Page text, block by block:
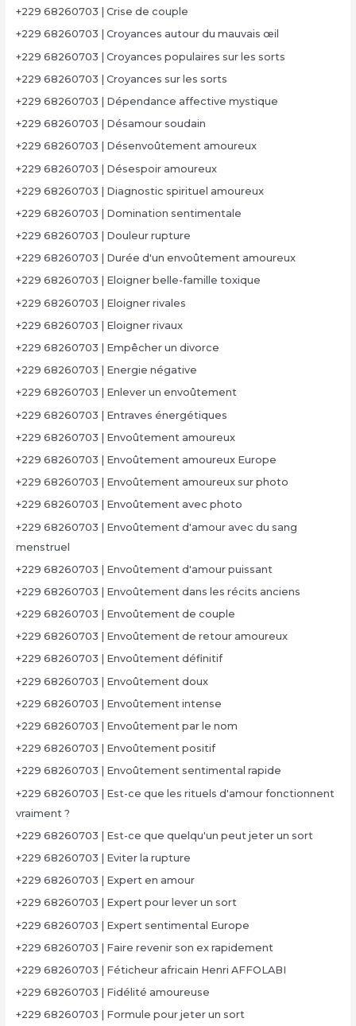
+229 68260703 | Crise de couple
+229 68260703 | Croyances autour du mauvais œil
+229 68260703 | Croyances populaires sur les sorts
+229 68260703 | Croyances sur les sorts
+229 68260703 | Dépendance affective mystique
+229 68260703 | Désamour soudain
+229 68260703 | Désenvoûtement amoureux
+229 68260703 | Désespoir amoureux
+229 68260703 | Diagnostic spirituel amoureux
+229 68260703 | Domination sentimentale
+229 68260703 | Douleur rupture
+229 68260703 | Durée d'un envoûtement amoureux
+229 68260703 | Eloigner belle-famille toxique
+229 68260703 | Eloigner rivales
+229 68260703 | Eloigner rivaux
+229 68260703 | Empêcher un divorce
+229 68260703 | Energie négative
+229 68260703 | Enlever un envoûtement
+229 68260703 | Entraves énergétiques
+229 68260703 | Envoûtement amoureux
+229 68260703 | Envoûtement amoureux Europe
+229 68260703 | Envoûtement amoureux sur photo
+229 68260703 | Envoûtement avec photo
+229 68260703 | Envoûtement d'amour avec du sang
menstruel
+229 68260703 | Envoûtement d'amour puissant
+229 68260703 | Envoûtement dans les récits anciens
+229 68260703 | Envoûtement de couple
+229 68260703 | Envoûtement de retour amoureux
+229 68260703 | Envoûtement définitif
+229 68260703 | Envoûtement doux
+229 68260703 | Envoûtement intense
+229 68260703 | Envoûtement par le nom
+229 68260703 | Envoûtement positif
+229 68260703 | Envoûtement sentimental rapide
+229 68260703 | Est-ce que les rituels d'amour fonctionnent
vraiment ?
+229 68260703 | Est-ce que quelqu'un peut jeter un sort
+229 68260703 | Eviter la rupture
+229 68260703 | Expert en amour
+229 68260703 | Expert pour lever un sort
+229 68260703 | Expert sentimental Europe
+229 68260703 | Faire revenir son ex rapidement
+229 68260703 | Féticheur africain Henri AFFOLABI
+229 68260703 | Fidélité amoureuse
+229 68260703 | Formule pour jeter un sort